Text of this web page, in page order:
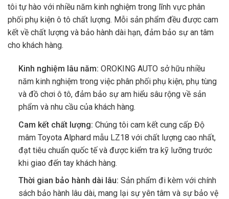
tôi tự hào với nhiều năm kinh nghiệm trong lĩnh vực phân
phối phụ kiện ô tô chất lượng. Mỗi sản phẩm đều được cam
kết về chất lượng và bảo hành dài hạn, đảm bảo sự an tâm
cho khách hàng.
Kinh nghiệm lâu năm: OROKING AUTO sở hữu nhiều
năm kinh nghiệm trong việc phân phối phụ kiện, phụ tùng
và đồ chơi ô tô, đảm bảo sự am hiểu sâu rộng về sản
phẩm và nhu cầu của khách hàng.
Cam kết chất lượng: Chúng tôi cam kết cung cấp Độ
mâm Toyota Alphard mẫu LZ18 với chất lượng cao nhất,
đạt tiêu chuẩn quốc tế và được kiểm tra kỹ lưỡng trước
khi giao đến tay khách hàng.
Thời gian bảo hành dài lâu: Sản phẩm đi kèm với chính
sách bảo hành lâu dài, mang lại sự yên tâm và sự bảo vệ